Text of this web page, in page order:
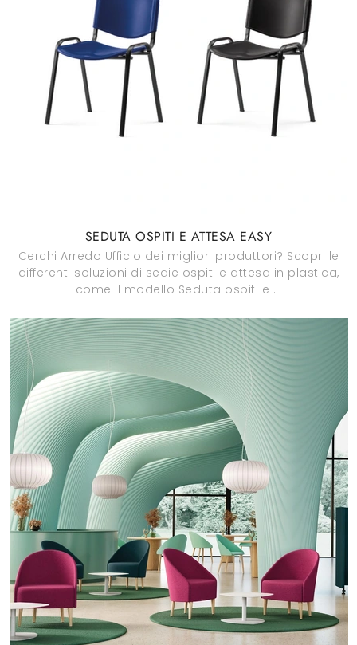
SEDUTA OSPITI E ATTESA EASY
Cerchi Arredo Ufficio dei migliori produttori? Scopri le
differenti soluzioni di sedie ospiti e attesa in plastica,
come il modello Seduta ospiti e ...